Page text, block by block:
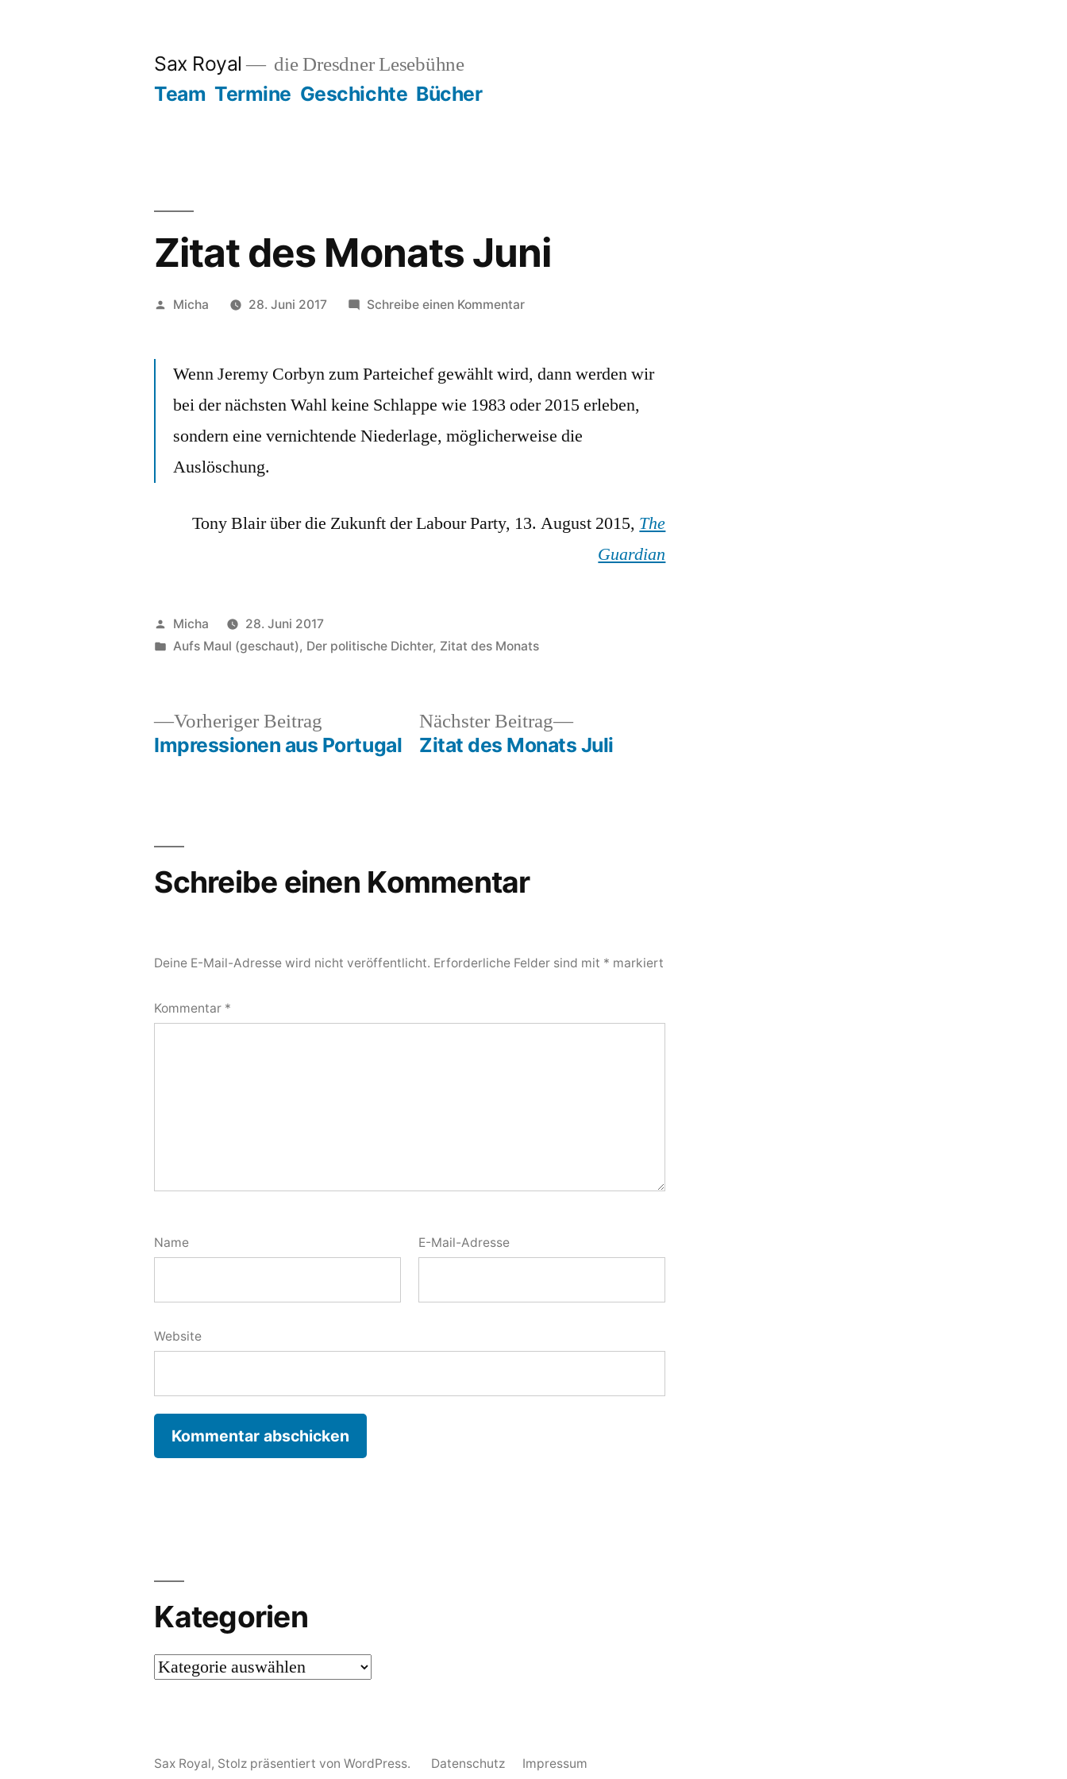
Sax Royal die Dresdner Lesebühne
Team Termine Geschichte Bücher
Zitat des Monats Juni
Veröffentlicht
Micha 28. Juni 2017 Schreibe einen Kommentarzu
Monats
Wenn Jeremy Corbyn zum Parteichef gewählt wird, dann werden wir
bei der nächsten Wahl keine Schlappe wie 1983 oder 2015 erleben,
sondern eine vernichtende Niederlage, möglicherweise die
Auslöschung.
Tony Blair über die Zukunft der Labour Party, 13. August 2015, The
Guardian
Veröffentlicht
von
Micha
28. Juni 2017
Veröffentlicht
Aufs Maul (geschaut), Der politische Dichter, Zitat des Monats
Beitragsnavigation
Vorheriger Beitrag
Beitrag:
Impressionen aus Portugal
Nächster Beitrag
Nächster
Beitrag:
Zitat des Monats Juli
Schreibe einen Kommentar
Deine E-Mail-Adresse wird nicht veröffentlicht. Erforderliche Felder sind mit * markiert
Kommentar *
Name E-Mail-Adresse
Website
Kategorien
Kategorien
Sax Royal, Stolz präsentiert von WordPress. Datenschutz Impressum